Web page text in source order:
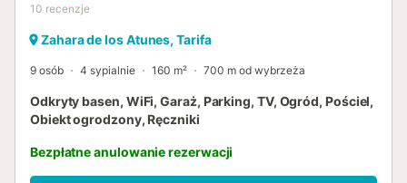
10 recenzje
Zahara de los Atunes, Tarifa
9 osób 4 sypialnie 160 m² 700 m od wybrzeża
Odkryty basen, WiFi, Garaż, Parking, TV, Ogród, Pościel,
Obiekt ogrodzony, Ręczniki
Bezpłatne anulowanie rezerwacji